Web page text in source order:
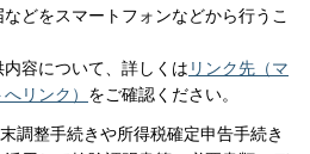
どをスマートフォンなどから行うこ
容について、詳しくは リンク先（マ
リンク） をご確認ください。
調整手続きや所得税確定申告手続き